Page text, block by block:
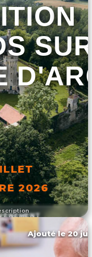
2026
Ajouté le 20